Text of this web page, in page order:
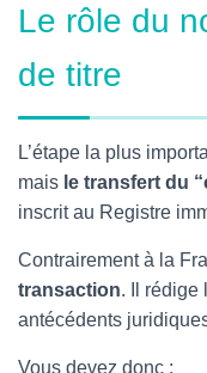
Le rôle du
de titre
L’étape la plus
mais le transfert du
inscrit au Registre
Contrairement à la
transaction. Il rédige
antécédents
Vous devez donc :